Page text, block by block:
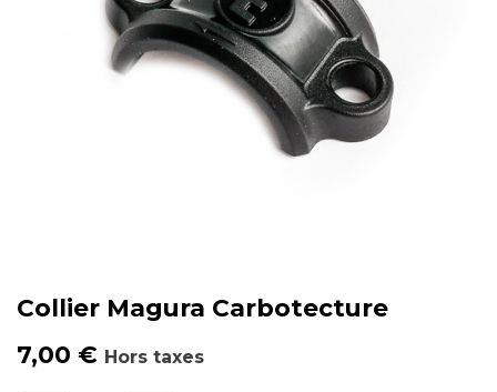
Collier Magura Carbotecture
7,00 € Hors taxes